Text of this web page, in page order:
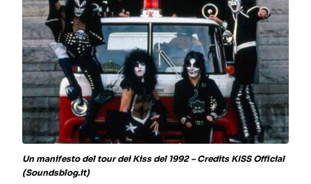
Un manifesto del tour dei Kiss del 1992 – Credits KISS Official
(Soundsblog.it)